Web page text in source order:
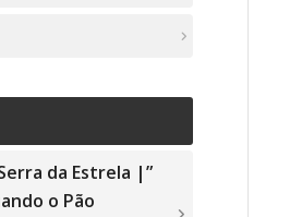
da Estrela |”
o Pão